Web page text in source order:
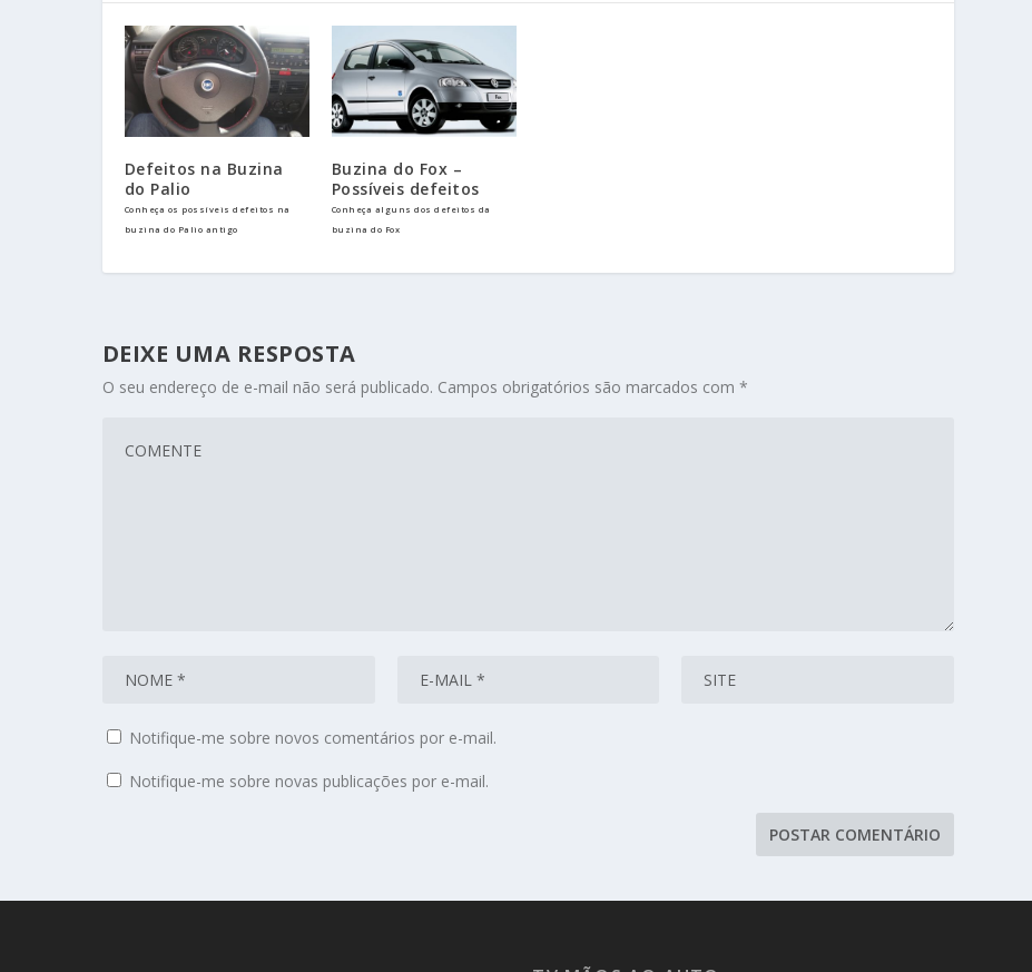
Defeitos na Buzina
do Palio
Conheça os possíveis defeitos na
buzina do Palio antigo
Buzina do Fox –
Possíveis defeitos
Conheça alguns dos defeitos da
buzina do Fox
DEIXE UMA RESPOSTA
O seu endereço de e-mail não será publicado. Campos obrigatórios são marcados com *
Notifique-me sobre novos comentários por e-mail.
Notifique-me sobre novas publicações por e-mail.